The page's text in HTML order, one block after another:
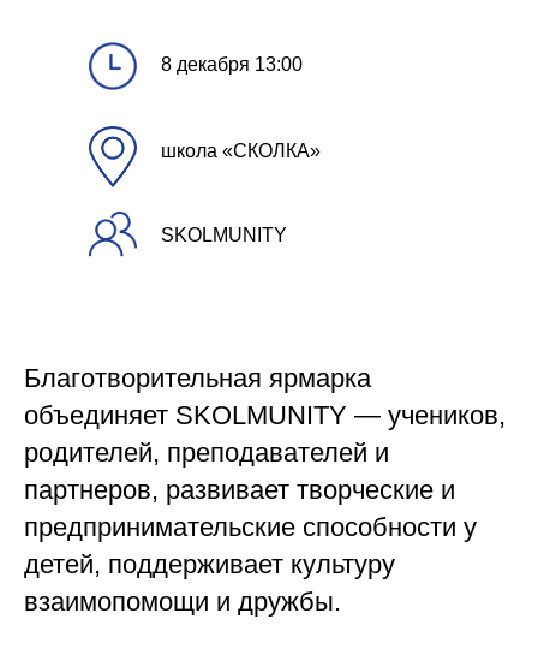
8 декабря 13:00
школа «СКОЛКА»
SKOLMUNITY
Благотворительная ярмарка
объединяет SKOLMUNITY — учеников,
родителей, преподавателей и
партнеров, развивает творческие и
предпринимательские способности у
детей, поддерживает культуру
взаимопомощи и дружбы.